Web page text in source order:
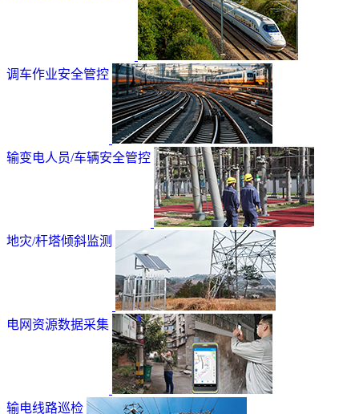
调车作业安全管控
输变电人员/车辆安全管控
地灾/杆塔倾斜监测
电网资源数据采集
输电线路巡检